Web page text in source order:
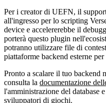
Per i creator di UEFN, il
all'ingresso per lo scripting
device e accelererebbe il
porterà questo plugin
potranno utilizzare file di
piattaforme backend esterne
Pronto a scalare il tuo backend
consulta la documentazione
l'amministrazione del database
sviluppatori di giochi.